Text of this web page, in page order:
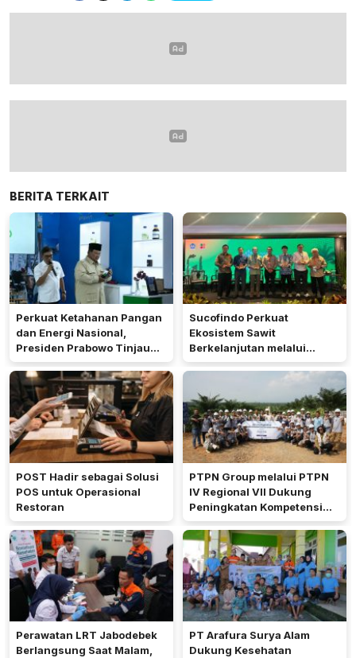
BERITA TERKAIT
Perkuat Ketahanan Pangan
dan Energi Nasional,
Presiden Prabowo Tinjau
Hilirisasi Bioetanol PTPN I
(Persero), Subholding
Perkebunan Nusantara
Sucofindo Perkuat
Ekosistem Sawit
Berkelanjutan melalui
Circular Economy
POST Hadir sebagai Solusi
POS untuk Operasional
Restoran
PTPN Group melalui PTPN
IV Regional VII Dukung
Peningkatan Kompetensi
Aparatur Perkebunan Lewat
Pelatihan Avenza Maps di
Way Kanan
Perawatan LRT Jabodebek
Berlangsung Saat Malam,
PT Arafura Surya Alam
Dukung Kesehatan